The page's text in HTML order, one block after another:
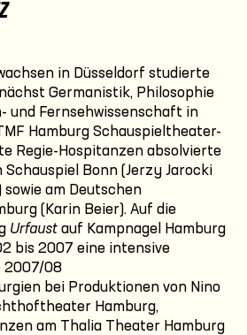
in Düsseldorf studierte
Germanistik, Philosophie
und Fernsehwissenschaft in
Hamburg Schauspieltheater-
Regie-Hospitanzen absolvierte
Schauspiel Bonn (Jerzy Jarocki
am Deutschen
(Karin Beier). Auf die
Urfaust auf Kampnagel Hamburg
bis 2007 eine intensive
2007/08
bei Produktionen von Nino
Hamburg,
am Thalia Theater Hamburg